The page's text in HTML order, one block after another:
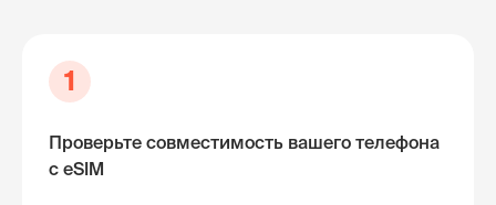
1
Проверьте совместимость вашего телефона
с eSIM